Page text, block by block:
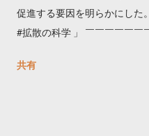
促進する要因を明らかにし
#拡散の科学 」 ￣￣￣￣￣￣
学しました。 ー バズの目安
共有